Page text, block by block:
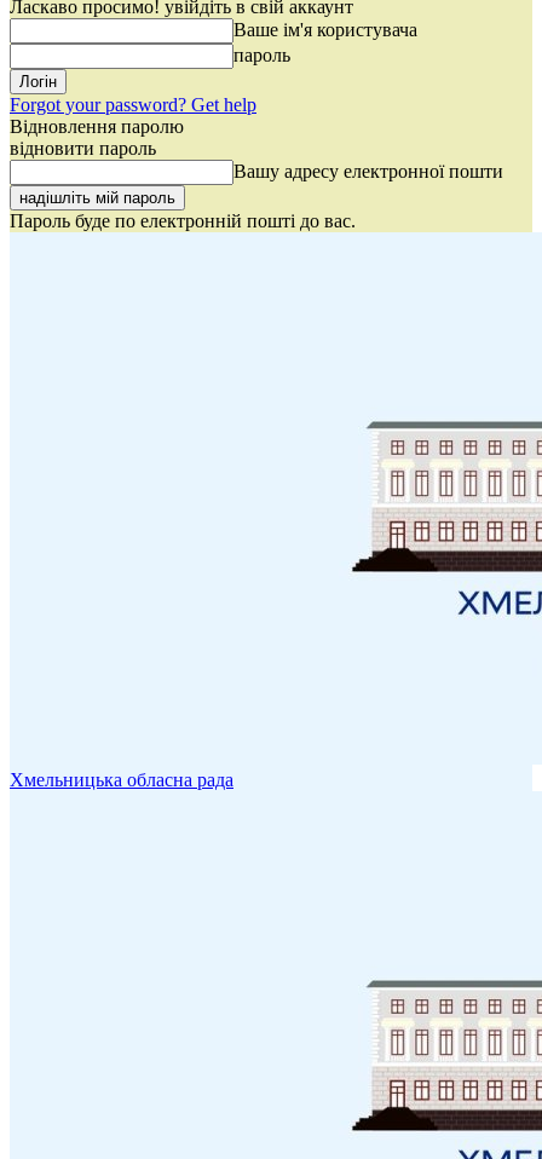
Ласкаво просимо! увійдіть в свій аккаунт
Ваше ім'я користувача
пароль
Forgot your password? Get help
Відновлення паролю
відновити пароль
Вашу адресу електронної пошти
Пароль буде по електронній пошті до вас.
Хмельницька обласна рада